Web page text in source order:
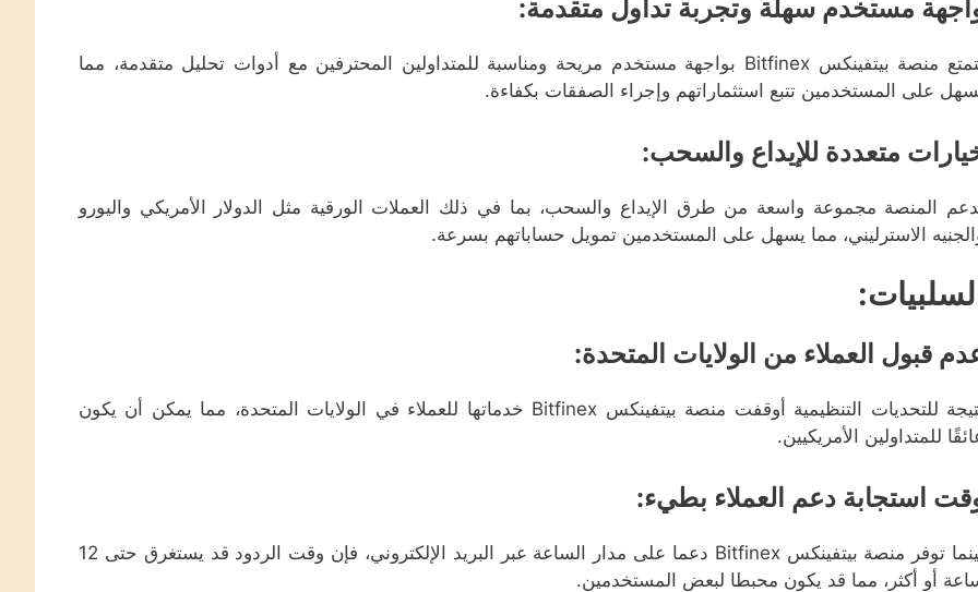
مستخدم سهلة وتجربة تداول متقدمة:
تتمتع منصة بيتفينكس Bitfinex بواجهة مستخدم مريحة ومناسبة للمتداولين المحترفين مع أدوات تحليل متقدمة، مما
على المستخدمين تتبع استثماراتهم وإجراء الصفقات بكفاءة.
متعددة للإيداع والسحب:
المنصة مجموعة واسعة من طرق الإيداع والسحب، بما في ذلك العملات الورقية مثل الدولار الأمريكي واليورو
الاسترليني، مما يسهل على المستخدمين تمويل حساباتهم بسرعة.
السلبيات:
قبول العملاء من الولايات المتحدة:
نتيجة للتحديات التنظيمية أوقفت منصة بيتفينكس Bitfinex خدماتها للعملاء في الولايات المتحدة، مما يمكن أن يكون
للمتداولين الأمريكيين.
استجابة دعم العملاء بطيء:
بينما توفر منصة بيتفينكس Bitfinex دعما على مدار الساعة عبر البريد الإلكتروني، فإن وقت الردود قد يستغرق حتى 12
أو أكثر، مما قد يكون محبطا لبعض المستخدمين.